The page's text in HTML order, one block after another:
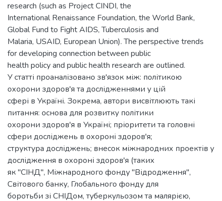
research (such as Project CINDI, the
International Renaissance Foundation, the World Bank,
Global Fund to Fight AIDS, Tuberculosis and
Malaria, USAID, European Union). The perspective trends
for developing connection between public
health policy and public health research are outlined.
У статті проаналізовано зв'язок між: політикою
охорони здоров'я та дослідженнями у цій
сфері в Україні. Зокрема, автори висвітлюють такі
питання: основа для розвитку політики
охорони здоров'я в Україні; пріоритети та головні
сфери досліджень в охороні здоров'я;
структура досліджень; внесок міжнародних проектів у
дослідження в охороні здоров'я (таких
як "СІНД", Міжнародного фонду "Відродження",
Світового банку, Глобального фонду для
боротьби зі СНІДом, туберкульозом та малярією,